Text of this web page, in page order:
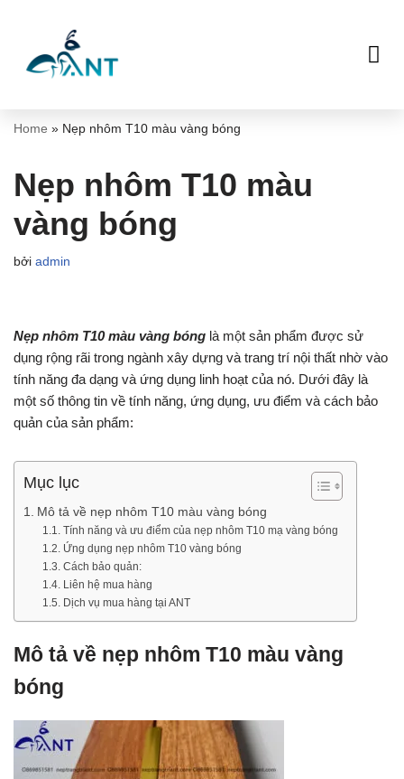
tới
Home » Nẹp nhôm T10 màu vàng bóng
Nẹp nhôm T10 màu
vàng bóng
bởi admin
Nẹp nhôm T10 màu vàng bóng là một sản phẩm được sử
dụng rộng rãi trong ngành xây dựng và trang trí nội thất nhờ vào
tính năng đa dạng và ứng dụng linh hoạt của nó. Dưới đây là
một số thông tin về tính năng, ứng dụng, ưu điểm và cách bảo
quản của sản phẩm:
Mục lục
Mô tả về nẹp nhôm T10 màu vàng bóng
Tính năng và ưu điểm của nẹp nhôm T10 mạ vàng bóng
Ứng dụng nẹp nhôm T10 vàng bóng
Cách bảo quản:
Liên hệ mua hàng
Dịch vụ mua hàng tại ANT
Mô tả về nẹp nhôm T10 màu vàng
bóng